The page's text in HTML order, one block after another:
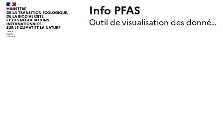
Info PFAS
Outil de visualisation des données nationales de surveillance des substances PFAS (mise à jour le 1er jour de chaque mois)
+
–